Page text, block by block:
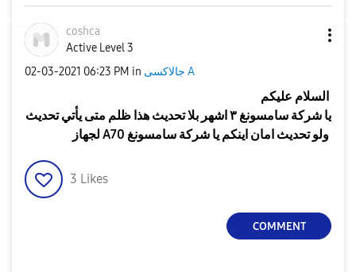
coshca
Active Level 3
‎02-03-2021 06:23 PM in جالاكسى A
يا شركة سامسونغ ٣ اشهر بلا تحديث هذا ظلم متى يأتي تحديث
3 Likes
COMMENT